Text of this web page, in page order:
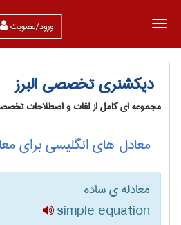
ورود/عضویت
دیکشنری تخصصی البرز
مجموعه ای کامل از لغات و اصطلاحات
معادل های انگلیسی برای
معادله ی ساده
simple equation